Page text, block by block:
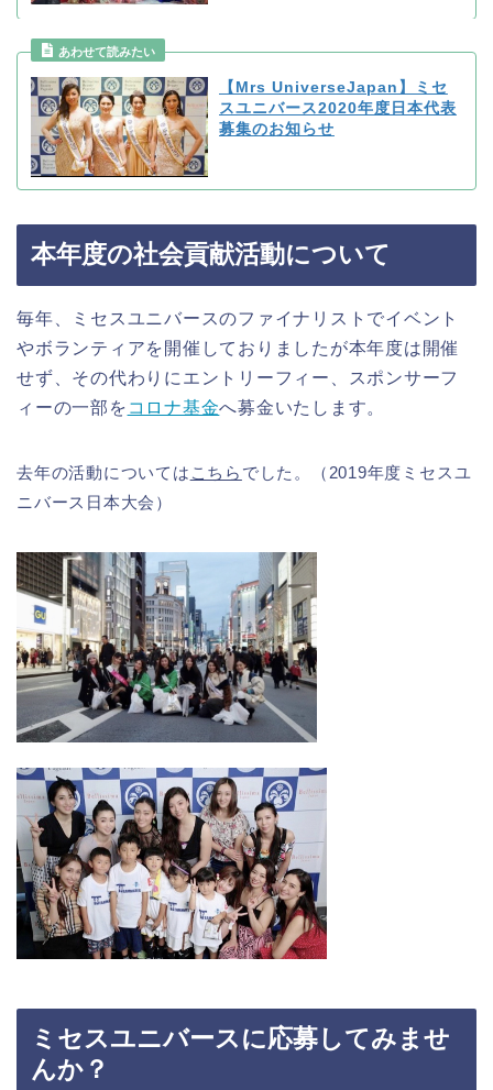
【Mrs UniverseJapan】ミセ
スユニバース2020年度日本代表
募集のお知らせ
本年度の社会貢献活動について
毎年、ミセスユニバースのファイナリストでイベント
やボランティアを開催しておりましたが本年度は開催
せず、その代わりにエントリーフィー、スポンサーフ
ィーの一部を コロナ基金へ募金いたします。
去年の活動については こちら でした。（2019年度ミセスユ
ニバース日本大会）
ミセスユニバースに応募してみませ
んか？